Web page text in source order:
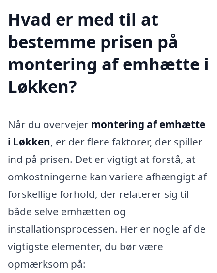
Hvad er med til at
bestemme prisen på
montering af emhætte i
Løkken?
Når du overvejer montering af emhætte
i Løkken, er der flere faktorer, der spiller
ind på prisen. Det er vigtigt at forstå, at
omkostningerne kan variere afhængigt af
forskellige forhold, der relaterer sig til
både selve emhætten og
installationsprocessen. Her er nogle af de
vigtigste elementer, du bør være
opmærksom på: